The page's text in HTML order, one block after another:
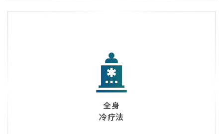
全身
冷疗法